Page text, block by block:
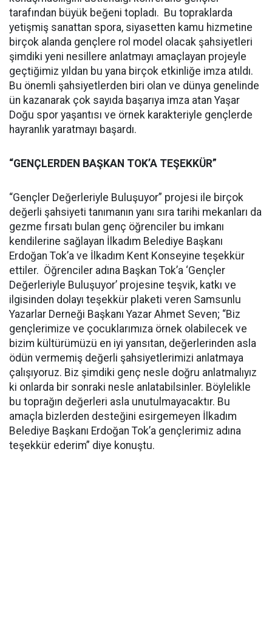
tarafından büyük beğeni topladı. Bu topraklarda
yetişmiş sanattan spora, siyasetten kamu hizmetine
birçok alanda gençlere rol model olacak şahsiyetleri
şimdiki yeni nesillere anlatmayı amaçlayan projeyle
geçtiğimiz yıldan bu yana birçok etkinliğe imza atıldı.
Bu önemli şahsiyetlerden biri olan ve dünya genelinde
ün kazanarak çok sayıda başarıya imza atan Yaşar
Doğu spor yaşantısı ve örnek karakteriyle gençlerde
hayranlık yaratmayı başardı.
“GENÇLERDEN BAŞKAN TOK’A TEŞEKKÜR”
“Gençler Değerleriyle Buluşuyor” projesi ile birçok
değerli şahsiyeti tanımanın yanı sıra tarihi mekanları da
gezme fırsatı bulan genç öğrenciler bu imkanı
kendilerine sağlayan İlkadım Belediye Başkanı
Erdoğan Tok’a ve İlkadım Kent Konseyine teşekkür
ettiler. Öğrenciler adına Başkan Tok’a ‘Gençler
Değerleriyle Buluşuyor’ projesine teşvik, katkı ve
ilgisinden dolayı teşekkür plaketi veren Samsunlu
Yazarlar Derneği Başkanı Yazar Ahmet Seven; “Biz
gençlerimize ve çocuklarımıza örnek olabilecek ve
bizim kültürümüzü en iyi yansıtan, değerlerinden asla
ödün vermemiş değerli şahsiyetlerimizi anlatmaya
çalışıyoruz. Biz şimdiki genç nesle doğru anlatmalıyız
ki onlarda bir sonraki nesle anlatabilsinler. Böylelikle
bu toprağın değerleri asla unutulmayacaktır. Bu
amaçla bizlerden desteğini esirgemeyen İlkadım
Belediye Başkanı Erdoğan Tok’a gençlerimiz adına
teşekkür ederim” diye konuştu.